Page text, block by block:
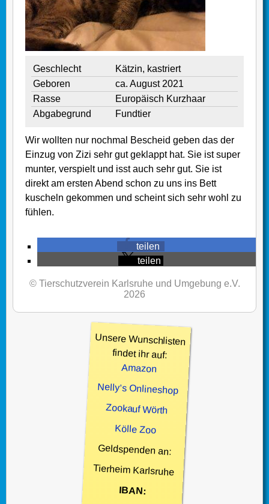
Geschlecht
Kätzin, kastriert
Geboren
ca. August 2021
Rasse
Europäisch Kurzhaar
Abgabegrund
Fundtier
Wir wollten nur nochmal Bescheid geben das der
Einzug von Zizi sehr gut geklappt hat. Sie ist super
munter, verspielt und isst auch sehr gut. Sie ist
direkt am ersten Abend schon zu uns ins Bett
kuscheln gekommen und scheint sich sehr wohl zu
fühlen.
teilen
teilen
© Tierschutzverein Karlsruhe und Umgebung e.V.
2026
Unsere Wunschlisten
findet ihr auf:
Amazon
Nelly’s Onlineshop
Zookauf Wörth
Kölle Zoo
Geldspenden an:
Tierheim Karlsruhe
IBAN: